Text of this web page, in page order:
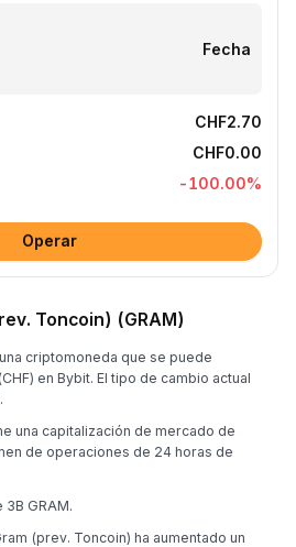
Fecha
CHF2.70
CHF0.00
-100.00%
Operar
Toncoin) (GRAM)
criptomoneda que se puede
en Bybit. El tipo de cambio actual
una capitalización de mercado de
de operaciones de 24 horas de
GRAM.
(prev. Toncoin) ha aumentado un